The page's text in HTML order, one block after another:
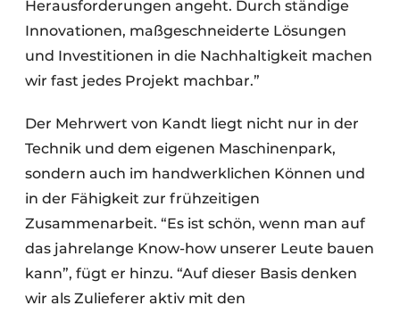
Herausforderungen angeht. Durch ständige
Innovationen, maßgeschneiderte Lösungen
und Investitionen in die Nachhaltigkeit machen
wir fast jedes Projekt machbar.”
Der Mehrwert von Kandt liegt nicht nur in der
Technik und dem eigenen Maschinenpark,
sondern auch im handwerklichen Können und
in der Fähigkeit zur frühzeitigen
Zusammenarbeit. “Es ist schön, wenn man auf
das jahrelange Know-how unserer Leute bauen
kann”, fügt er hinzu. “Auf dieser Basis denken
wir als Zulieferer aktiv mit den